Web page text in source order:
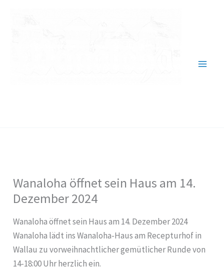
Wanaloha öffnet sein Haus am 14.
Dezember 2024
Wanaloha öffnet sein Haus am 14. Dezember 2024
Wanaloha lädt ins Wanaloha-Haus am Recepturhof in
Wallau zu vorweihnachtlicher gemütlicher Runde von
14-18:00 Uhr herzlich ein.